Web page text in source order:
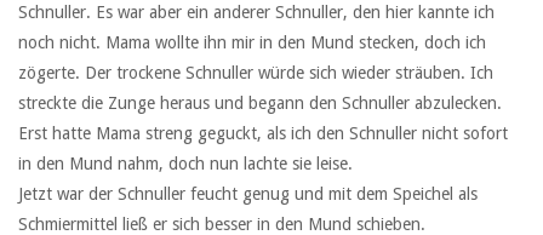
Schnuller. Es war aber ein anderer Schnuller, den hier kannte ich
noch nicht. Mama wollte ihn mir in den Mund stecken, doch ich
zögerte. Der trockene Schnuller würde sich wieder sträuben. Ich
streckte die Zunge heraus und begann den Schnuller abzulecken.
Erst hatte Mama streng geguckt, als ich den Schnuller nicht sofort
in den Mund nahm, doch nun lachte sie leise.
Jetzt war der Schnuller feucht genug und mit dem Speichel als
Schmiermittel ließ er sich besser in den Mund schieben.